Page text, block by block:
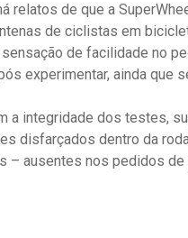
relatos de que a
de ciclistas em
de facilidade no
experimentar, ainda que
a integridade dos testes,
disfarçados dentro da
– ausentes nos pedidos